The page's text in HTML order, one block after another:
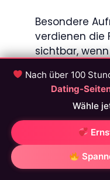
Besondere
verdienen die
sichtbar,
behalten.
für sich:
zu zehnmal
solche ohne
natürliche
völlig aus, um
machen.
Nach über 100
Dating-
Wähle